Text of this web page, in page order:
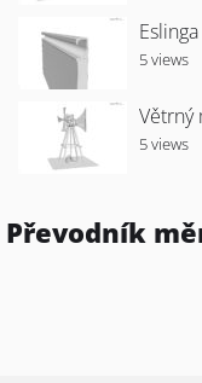
Eslinga
5 views
Větrný
5 views
Převodník